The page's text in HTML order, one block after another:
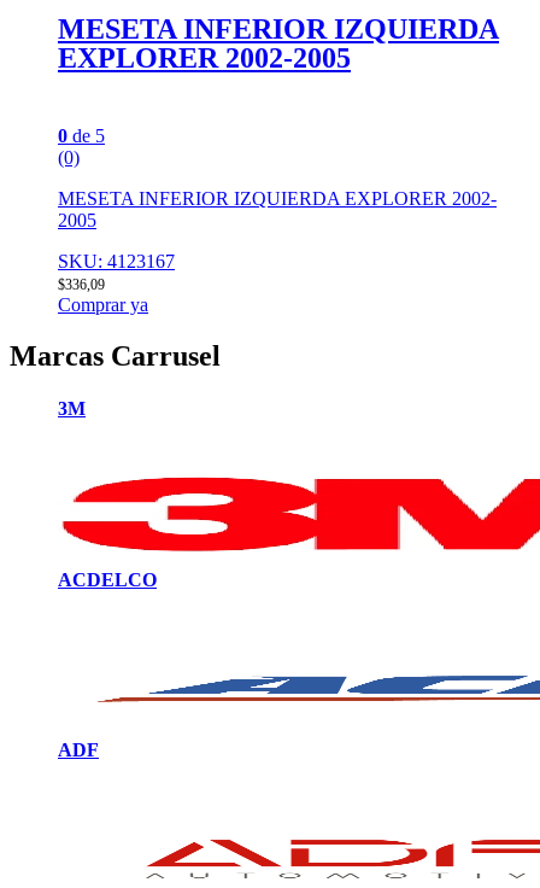
MESETA INFERIOR IZQUIERDA
EXPLORER 2002-2005
0 de 5
(0)
MESETA INFERIOR IZQUIERDA EXPLORER 2002-
2005
SKU: 4123167
$336,09
Comprar ya
Marcas Carrusel
3M
ACDELCO
ADF